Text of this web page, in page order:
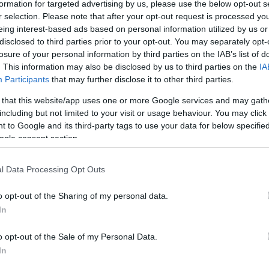
for targeted advertising by us, please use the below opt-out
selection. Please note that after your opt-out request is processed
interest-based ads based on personal information utilized by us
to third parties prior to your opt-out. You may separately
of your personal information by third parties on the IAB’s list of
This information may also be disclosed by us to third parties on the
Participants that may further disclose it to other third parties.
that this website/app uses one or more Google services and may
but not limited to your visit or usage behaviour. You may
to Google and its third-party tags to use your data for below
consent section.
Data Processing Opt Outs
opt-out of the Sharing of my personal data.
opt-out of the Sale of my Personal Data.
nem az érdeklődés vagy tenni akarás hiányából fakad.
A „mi majd tudjuk és megmondjuk, mi kell
JOBBAN MAGYARORSZÁGON?
mereven elválasztani. Hiszen a mindenkori
– az arra az életciklusra jellemző általános
megküzd a tanulmányai, majd a pályakezdés,
kérdésekkel, hiszen az oktatás, a lakás- és
35 éves korosztályt érintik. Ezekkel a jelenlegi kormány
A döntések átláthatósága és kiszámíthatósága. És a
Biztos-e, hogy azt a „gondoskodó” kormány jobban
Biztos-e, hogy 30 évvel ezelőtti emlékek, vágyak és
megoldására?
a legelszántabbakat is eltántorítja attól, hogy politikával
megjelenésével lenne esélye annak, hogy kialakuljon
amely tolerálja a más nézeteket. Egy ilyen új
a döntéseket végül konszenzussal hozzák meg